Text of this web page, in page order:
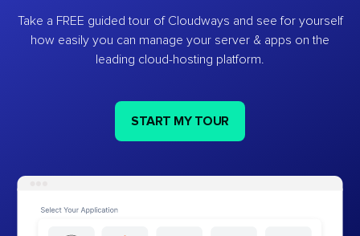
Take a FREE guided tour of Cloudways and see for yourself
how easily you can manage your server & apps on the
leading cloud-hosting platform.
START MY TOUR